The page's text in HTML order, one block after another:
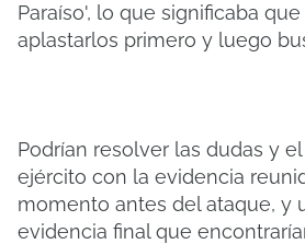
Paraíso', lo que significaba
aplastarlos primero y luego
Podrían resolver las dudas y
ejército con la evidencia
momento antes del ataque, y
evidencia final que